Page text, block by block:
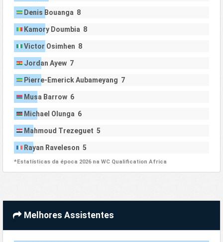
Denis Bouanga 8
Kamory Doumbia 8
Victor Osimhen 8
Jordan Ayew 7
Pierre-Emerick Aubameyang 7
Musa Barrow 6
Michael Olunga 6
Mahmoud Trezeguet 5
Rayan Raveleson 5
*Estatísticas da época 2026 na WC Qualification Africa
Melhores Assistentes